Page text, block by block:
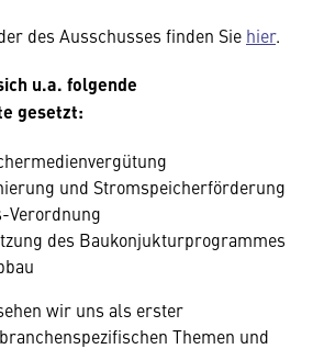
des Ausschusses finden Sie hier.
u.a. folgende
gesetzt:
und Stromspeicherförderung
Verordnung
des Baukonjukturprogrammes
wir uns als erster
Themen und